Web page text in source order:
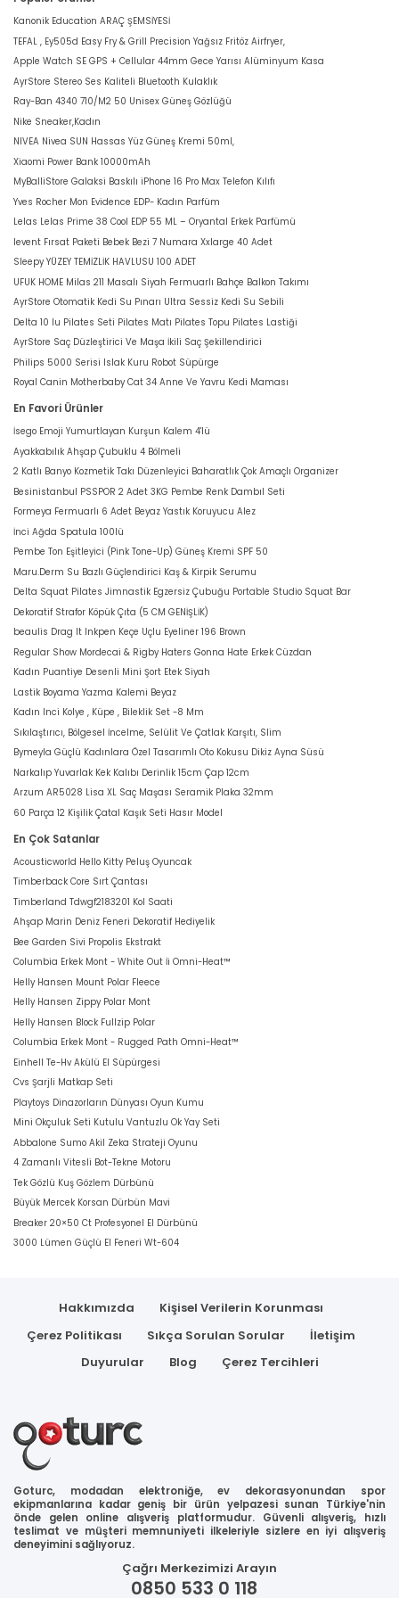
Kanonik Education ARAÇ ŞEMSİYESİ
TEFAL , Ey505d Easy Fry & Grill Precision Yağsız Fritöz Airfryer,
Apple Watch SE GPS + Cellular 44mm Gece Yarısı Alüminyum Kasa
AyrStore Stereo Ses Kaliteli Bluetooth Kulaklık
Ray-Ban 4340 710/M2 50 Unisex Güneş Gözlüğü
Nike Sneaker,Kadın
NIVEA Nivea SUN Hassas Yüz Güneş Kremi 50ml,
Xiaomi Power Bank 10000mAh
MyBalliStore Galaksi Baskılı iPhone 16 Pro Max Telefon Kılıfı
Yves Rocher Mon Evidence EDP- Kadın Parfüm
Lelas Lelas Prime 38 Cool EDP 55 ML – Oryantal Erkek Parfümü
levent Fırsat Paketi Bebek Bezi 7 Numara Xxlarge 40 Adet
Sleepy YÜZEY TEMİZLİK HAVLUSU 100 ADET
UFUK HOME Milas 211 Masalı Siyah Fermuarlı Bahçe Balkon Takımı
AyrStore Otomatik Kedi Su Pınarı Ultra Sessiz Kedi Su Sebili
Delta 10 lu Pilates Seti Pilates Matı Pilates Topu Pilates Lastiği
AyrStore Saç Düzleştirici Ve Maşa İkili Saç Şekillendirici
Philips 5000 Serisi Islak Kuru Robot Süpürge
Royal Canin Motherbaby Cat 34 Anne Ve Yavru Kedi Maması
En Favori Ürünler
İsego Emoji Yumurtlayan Kurşun Kalem 4'lü
Ayakkabılık Ahşap Çubuklu 4 Bölmeli
2 Katlı Banyo Kozmetik Takı Düzenleyici Baharatlık Çok Amaçlı Organizer
Besinistanbul PSSPOR 2 Adet 3KG Pembe Renk Dambıl Seti
Formeya Fermuarlı 6 Adet Beyaz Yastık Koruyucu Alez
İnci Ağda Spatula 100lü
Pembe Ton Eşitleyici (Pink Tone-Up) Güneş Kremi SPF 50
Maru.Derm Su Bazlı Güçlendirici Kaş & Kirpik Serumu
Delta Squat Pilates Jimnastik Egzersiz Çubuğu Portable Studio Squat Bar
Dekoratif Strafor Köpük Çıta (5 CM GENİŞLİK)
beaulis Drag It Inkpen Keçe Uçlu Eyeliner 196 Brown
Regular Show Mordecai & Rigby Haters Gonna Hate Erkek Cüzdan
Kadın Puantiye Desenli Mini Şort Etek Siyah
Lastik Boyama Yazma Kalemi Beyaz
Kadın Inci Kolye , Küpe , Bileklik Set -8 Mm
Sıkılaştırıcı, Bölgesel İncelme, Selülit Ve Çatlak Karşıtı, Slim
Bymeyla Güçlü Kadınlara Özel Tasarımlı Oto Kokusu Dikiz Ayna Süsü
Narkalıp Yuvarlak Kek Kalıbı Derinlik 15cm Çap 12cm
Arzum AR5028 Lisa XL Saç Maşası Seramik Plaka 32mm
60 Parça 12 Kişilik Çatal Kaşık Seti Hasır Model
En Çok Satanlar
Acousticworld Hello Kitty Peluş Oyuncak
Timberback Core Sırt Çantası
Timberland Tdwgf2183201 Kol Saati
Ahşap Marin Deniz Feneri Dekoratif Hediyelik
Bee Garden Sivi Propolis Ekstrakt
Columbia Erkek Mont - White Out İi Omni-Heat™
Helly Hansen Mount Polar Fleece
Helly Hansen Zippy Polar Mont
Helly Hansen Block Fullzip Polar
Columbia Erkek Mont - Rugged Path Omni-Heat™
Einhell Te-Hv Akülü El Süpürgesi
Cvs Şarjli Matkap Seti
Playtoys Dinazorların Dünyası Oyun Kumu
Mini Okçuluk Seti Kutulu Vantuzlu Ok Yay Seti
Abbalone Sumo Akil Zeka Strateji Oyunu
4 Zamanlı Vitesli Bot-Tekne Motoru
Tek Gözlü Kuş Gözlem Dürbünü
Büyük Mercek Korsan Dürbün Mavi
Breaker 20×50 Ct Profesyonel El Dürbünü
3000 Lümen Güçlü El Feneri Wt-604
Hakkımızda
Kişisel Verilerin Korunması
Çerez Politikası
Sıkça Sorulan Sorular
İletişim
Duyurular
Blog Çerez Tercihleri
Goturc, modadan elektroniğe, ev dekorasyonundan spor
ekipmanlarına kadar geniş bir ürün yelpazesi sunan Türkiye'nin
önde gelen online alışveriş platformudur. Güvenli alışveriş, hızlı
teslimat ve müşteri memnuniyeti ilkeleriyle sizlere en iyi alışveriş
deneyimini sağlıyoruz.
Çağrı Merkezimizi Arayın
0850 533 0 118